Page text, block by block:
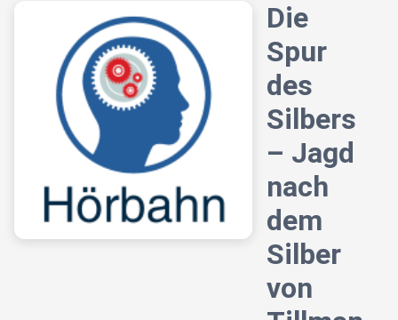
Die
Spur
des
Silbers
– Jagd
nach
dem
Silber
von